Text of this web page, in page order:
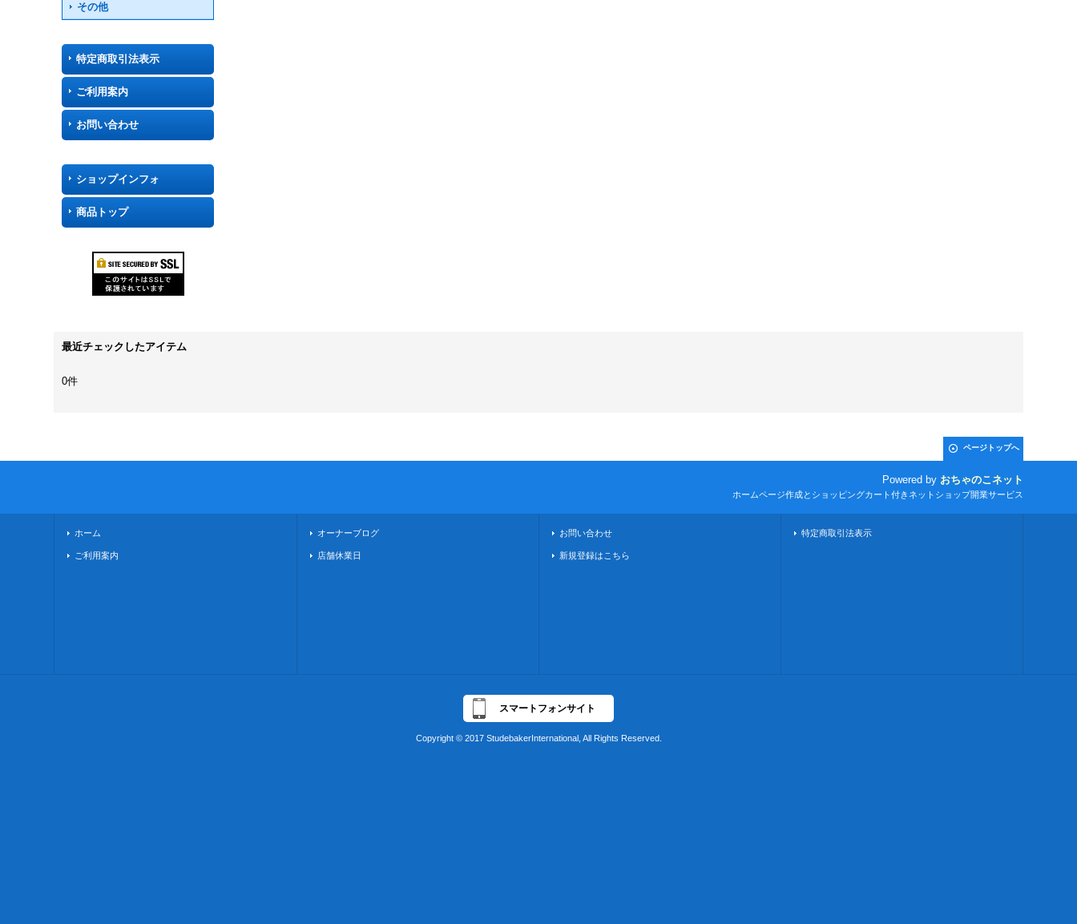
その他
特定商取引法表示
ご利用案内
お問い合わせ
ショップインフォ
商品トップ
最近チェックしたアイテム
0件
ページトップへ
Powered by おちゃのこネット
ホームページ作成とショッピングカート付きネットショップ開業サービス
ホーム
ご利用案内
オーナーブログ
店舗休業日
お問い合わせ
新規登録はこちら
特定商取引法表示
スマートフォンサイト
Copyright © 2017 StudebakerInternational, All Rights Reserved.